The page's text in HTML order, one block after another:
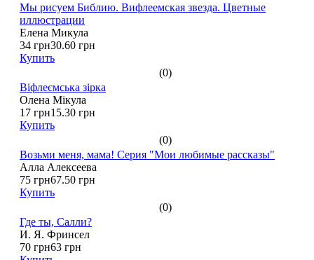
Мы рисуем Библию. Вифлеемская звезда. Цветные
иллюстрации
Елена Микула
34 грн30.60 грн
Купить
(0)
Віфлеємська зірка
Олена Мікула
17 грн15.30 грн
Купить
(0)
Возьми меня, мама! Серия "Мои любимые рассказы"
Алла Алексеева
75 грн67.50 грн
Купить
(0)
Где ты, Салли?
И. Я. Фринсел
70 грн63 грн